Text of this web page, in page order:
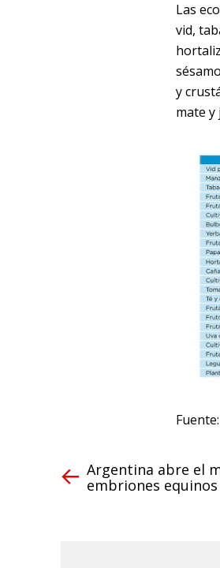
Las
vid,
y
mate
Argentina abre el
embriones equinos